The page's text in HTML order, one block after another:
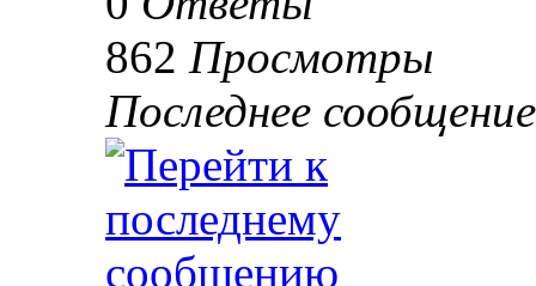
862 Просмотры
Последнее